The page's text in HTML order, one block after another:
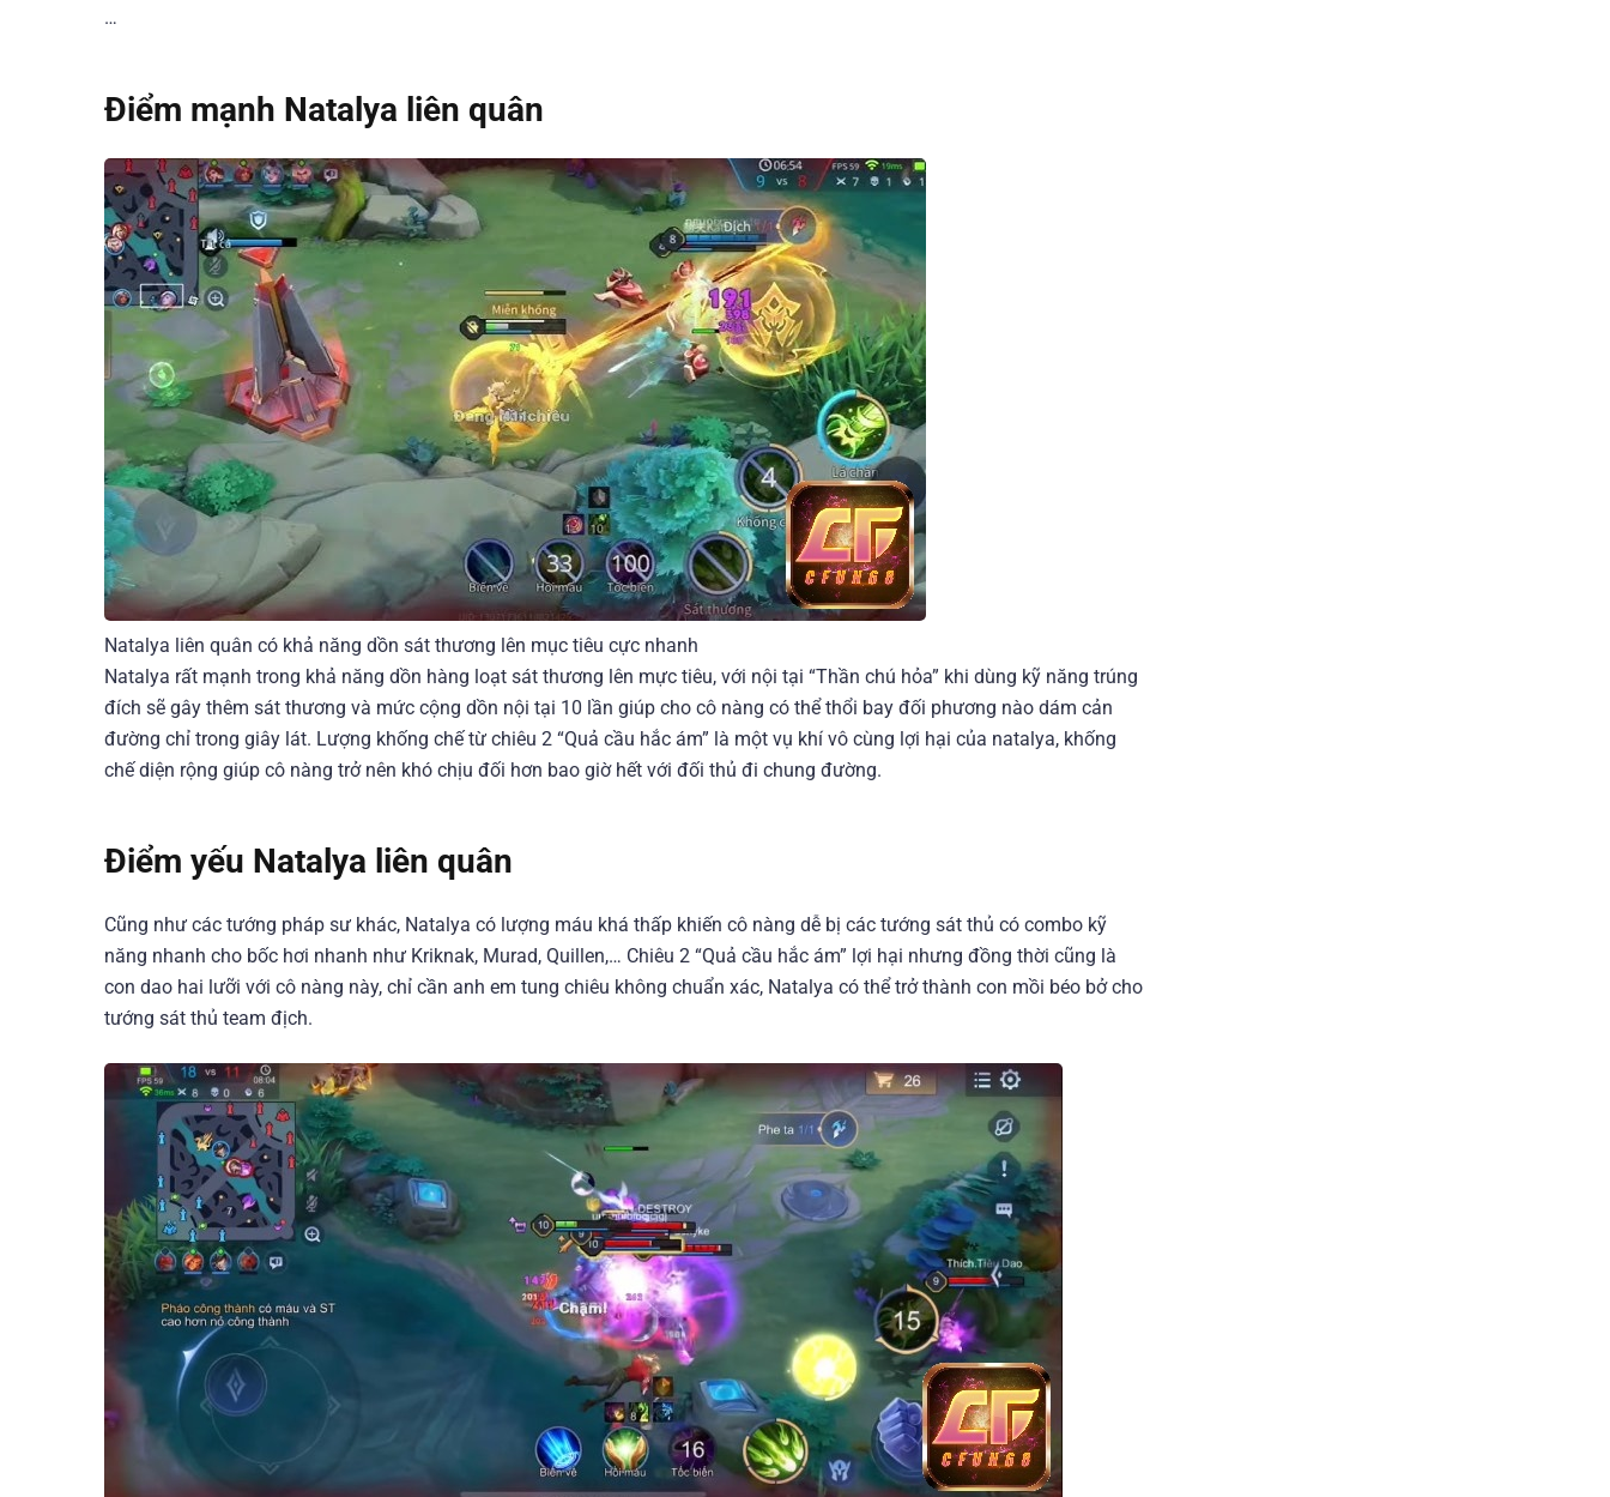
…
Điểm mạnh Natalya liên quân
Natalya liên quân có khả năng dồn sát thương lên mục tiêu cực nhanh
Natalya rất mạnh trong khả năng dồn hàng loạt sát thương lên mực tiêu, với nội tại “Thần chú hỏa” khi dùng kỹ năng trúng
đích sẽ gây thêm sát thương và mức cộng dồn nội tại 10 lần giúp cho cô nàng có thể thổi bay đối phương nào dám cản
đường chỉ trong giây lát. Lượng khống chế từ chiêu 2 “Quả cầu hắc ám” là một vụ khí vô cùng lợi hại của natalya, khống
chế diện rộng giúp cô nàng trở nên khó chịu đối hơn bao giờ hết với đối thủ đi chung đường.
Điểm yếu Natalya liên quân
Cũng như các tướng pháp sư khác, Natalya có lượng máu khá thấp khiến cô nàng dễ bị các tướng sát thủ có combo kỹ
năng nhanh cho bốc hơi nhanh như Kriknak, Murad, Quillen,… Chiêu 2 “Quả cầu hắc ám” lợi hại nhưng đồng thời cũng là
con dao hai lưỡi với cô nàng này, chỉ cần anh em tung chiêu không chuẩn xác, Natalya có thể trở thành con mồi béo bở cho
tướng sát thủ team địch.